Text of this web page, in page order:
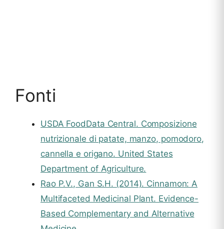
Fonti
USDA FoodData Central. Composizione
nutrizionale di patate, manzo, pomodoro,
cannella e origano. United States
Department of Agriculture.
Rao P.V., Gan S.H. (2014). Cinnamon: A
Multifaceted Medicinal Plant. Evidence-
Based Complementary and Alternative